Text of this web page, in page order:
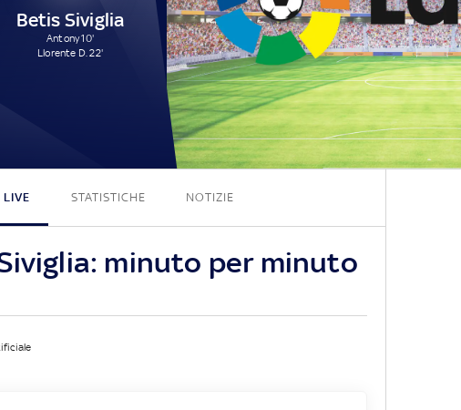
Betis Siviglia
Antony 10'
Llorente D. 22'
3 - 2
LIVE STATISTICHE NOTIZIE
minuto per minuto